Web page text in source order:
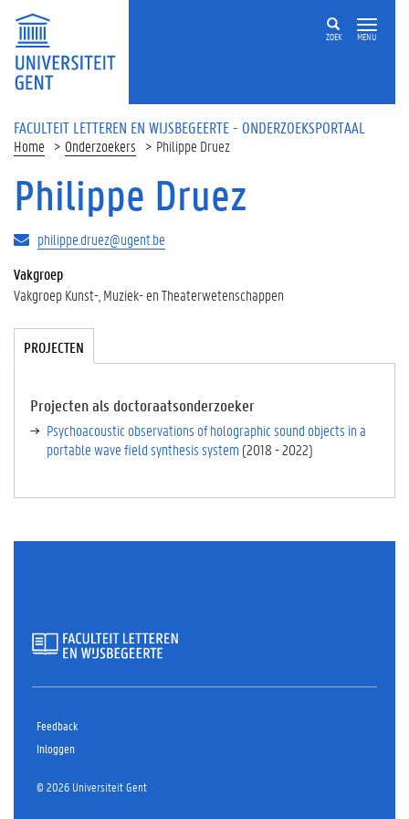
Overslaan en naar de inhoud gaan
ZOEK MENU
FACULTEIT LETTEREN EN WIJSBEGEERTE - ONDERZOEKSPORTAAL
Home Onderzoekers Philippe Druez
Philippe Druez
philippe.druez@ugent.be
Vakgroep
Vakgroep Kunst-, Muziek- en Theaterwetenschappen
Tabgroup
PROJECTEN
TI
E
V
E
A
B
Projecten als doctoraatsonderzoeker
Psychoacoustic observations of holographic sound objects in a
portable wave field synthesis system (2018-2022)
Feedback
Inloggen
© 2026 Universiteit Gent